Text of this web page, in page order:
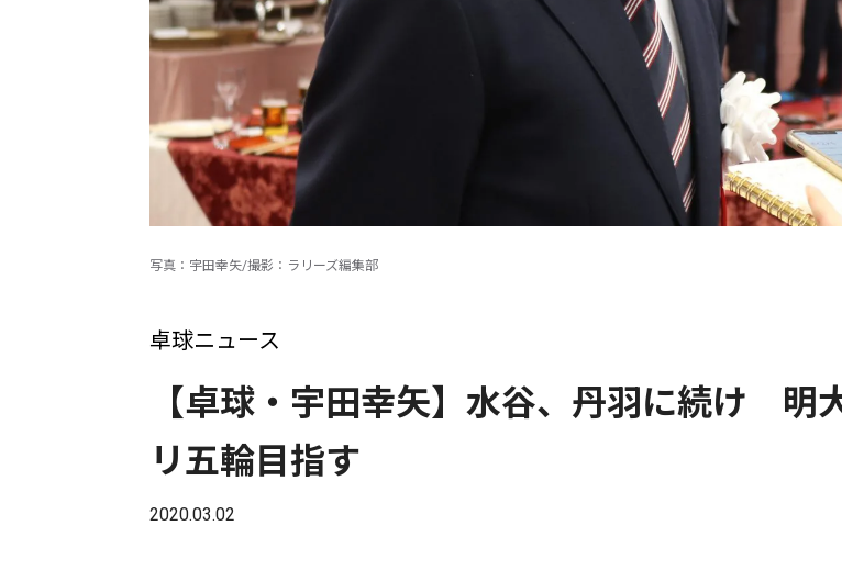
写真：宇田幸矢/撮影：ラリーズ編集部
卓球ニュース
【卓球・宇田幸矢】水谷、丹羽に続け 明
リ五輪目指す
2020.03.02